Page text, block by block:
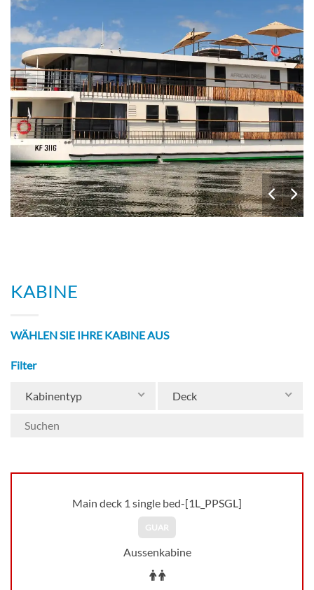
KABINE
WÄHLEN SIE IHRE KABINE AUS
Filter
Kabinentyp Deck
Main deck 1 single bed-[1L_PPSGL]
GUAR
Aussenkabine